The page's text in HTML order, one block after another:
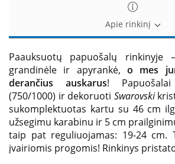
Apie rinkinį
Paauksuotų papuošalų rinkinyje
grandinėle ir apyrankė, o mes
derančius auskarus!
(750/1000) ir dekoruoti Swarovski
sukomplektuotas kartu su 46 cm
užsegimu karabinu ir 5 cm
taip pat reguliuojamas: 19-24 cm.
įvairiomis progomis! Rinkinys